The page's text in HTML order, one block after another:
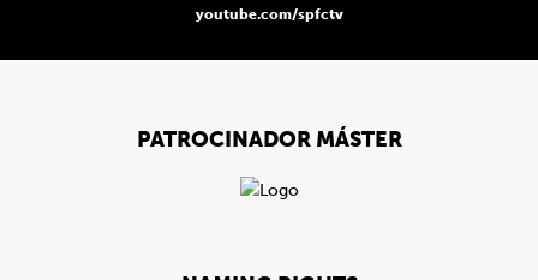
youtube.com/spfctv
PATROCINADOR MÁSTER